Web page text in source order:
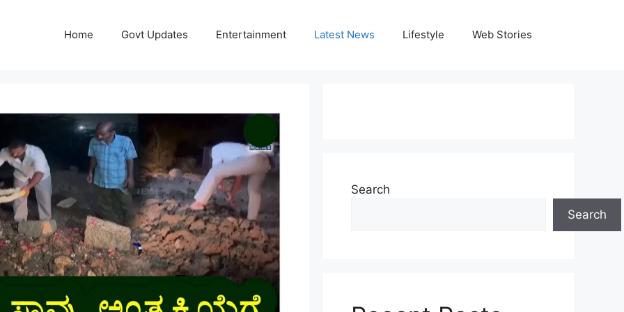
Home Govt Updates Entertainment Latest News Lifestyle Web Stories
Search
Search